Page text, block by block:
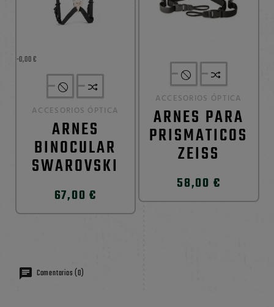
-0,00 €
ACCESORIOS ÓPTICA
ARNES
BINOCULAR
SWAROVSKI
67,00 €
ACCESORIOS ÓPTICA
ARNES PARA
PRISMATICOS
ZEISS
58,00 €
Comentarios (0)